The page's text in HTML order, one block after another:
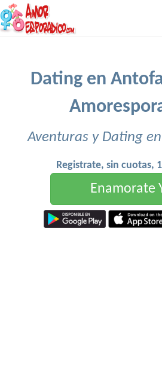
Dating en
Aventuras y Dating
Registrate, sin cuotas,
Enamorate